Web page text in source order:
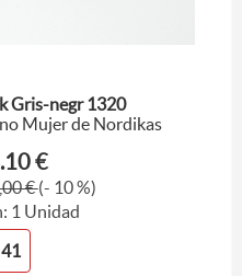
Gris-negr 1320
Mujer de Nordikas
€
€(- 10 %)
1 Unidad
41